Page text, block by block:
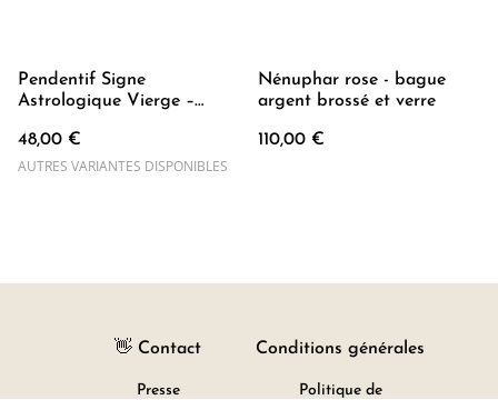
Pendentif Signe
Astrologique Vierge –
d’Azur
48,00 €
AUTRES VARIANTES DISPONIBLES
Nénuphar rose - bague
argent brossé et verre
110,00 €
👋 Contact
Presse
Conditions générales
Politique de